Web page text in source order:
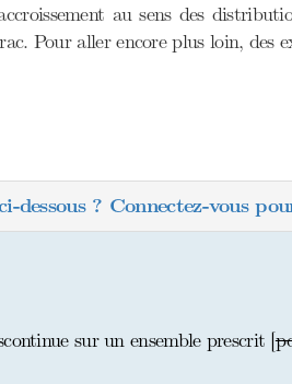
au sens des
Pour aller encore plus loin, des
dessous ? Connectez-vous
sur un ensemble prescrit [